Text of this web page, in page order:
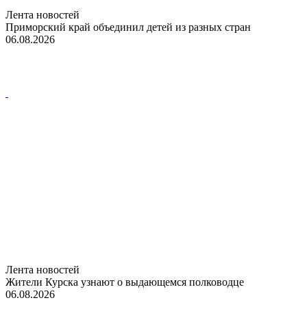
Лента новостей
Приморский край объединил детей из разных стран
06.08.2026
Лента новостей
Жители Курска узнают о выдающемся полководце
06.08.2026